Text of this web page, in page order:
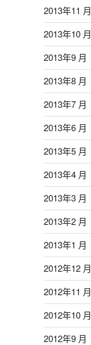
2013年11 月
2013年10 月
2013年9 月
2013年8 月
2013年7 月
2013年6 月
2013年5 月
2013年4 月
2013年3 月
2013年2 月
2013年1 月
2012年12 月
2012年11 月
2012年10 月
2012年9 月